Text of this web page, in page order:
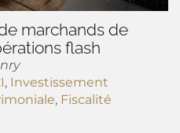
marchands de
flash
, Investissement
, Fiscalité